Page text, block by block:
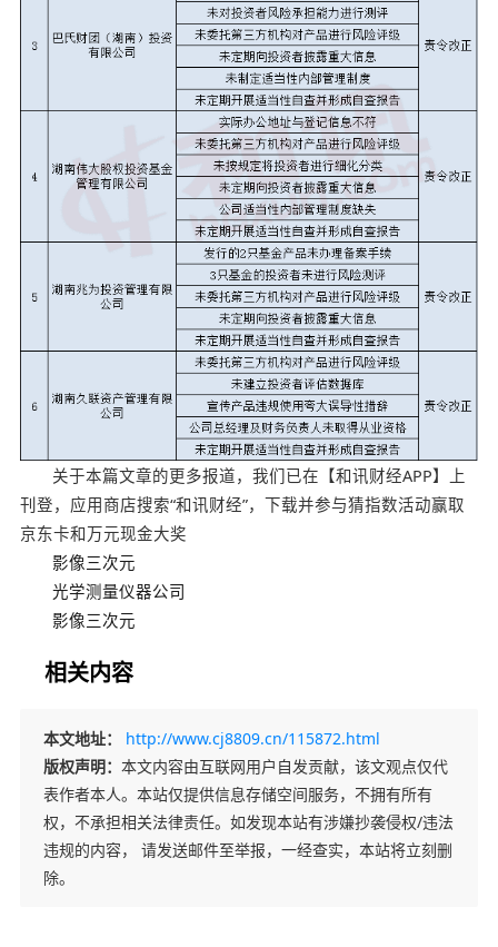
关于本篇文章的更多报道，我们已在【和讯财经APP】上
刊登，应用商店搜索“和讯财经”，下载并参与猜指数活动赢取
京东卡和万元现金大奖
影像三次元
光学测量仪器公司
影像三次元
相关内容
本文地址：
http://www.cj8809.cn/115872.html
版权声明： 本文内容由互联网用户自发贡献，该文观点仅代
表作者本人。本站仅提供信息存储空间服务，不拥有所有
权，不承担相关法律责任。如发现本站有涉嫌抄袭侵权/违法
违规的内容， 请发送邮件至举报，一经查实，本站将立刻删
除。